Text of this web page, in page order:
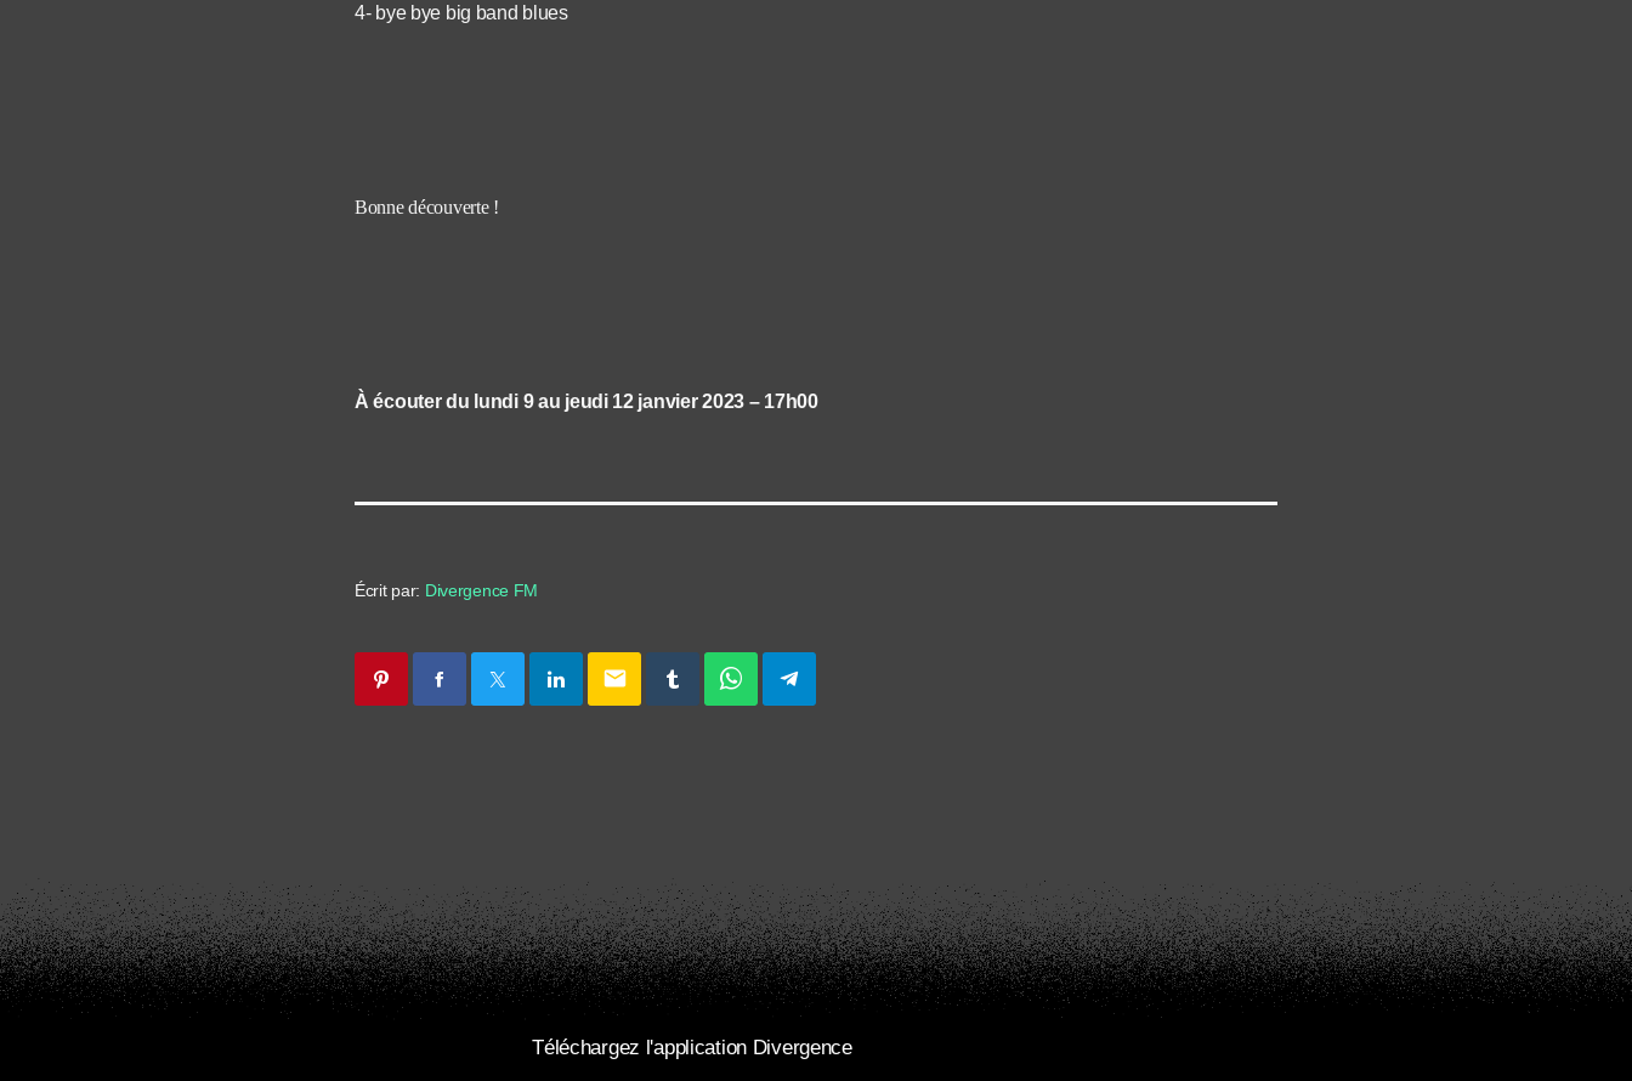
4- bye bye big band blues
Bonne découverte !
À écouter du lundi 9 au jeudi 12 janvier 2023 – 17h00
Écrit par: Divergence FM
email
Téléchargez l'application Divergence